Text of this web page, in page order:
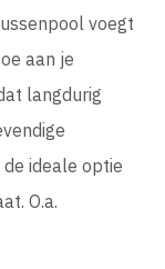
voegt
aan je
langdurig
ideale optie
O.a.